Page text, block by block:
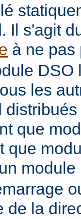
Il s'agit
à ne pas
DSO
les
que
que
de la